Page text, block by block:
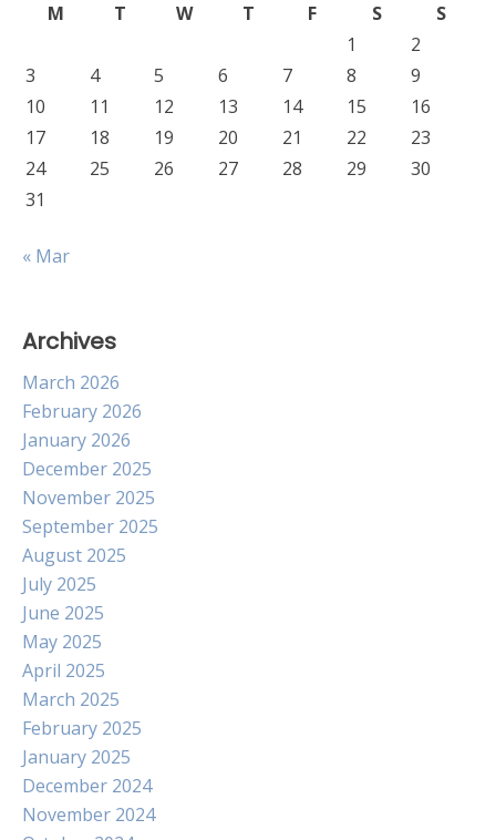
M
T W T F S
S
1
2
3
4 5 6 7 8
9
10
11 12 13 14 15
16
17
18 19 20 21 22
23
24
25 26 27 28 29
30
31
« Mar
Archives
March 2026
February 2026
January 2026
December 2025
November 2025
September 2025
August 2025
July 2025
June 2025
May 2025
April 2025
March 2025
February 2025
January 2025
December 2024
November 2024